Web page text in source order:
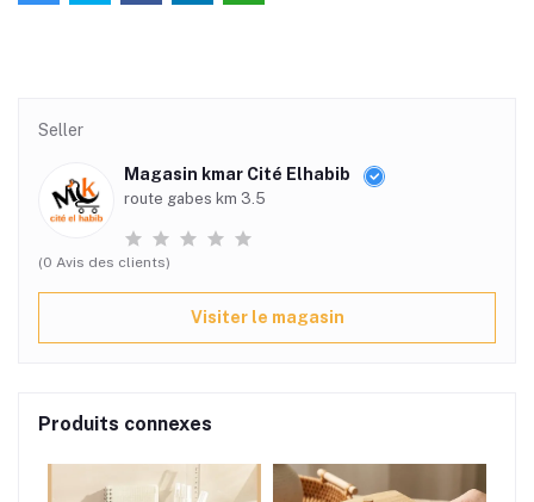
Seller
Magasin kmar Cité Elhabib
route gabes km 3.5
(0 Avis des clients)
Visiter le magasin
Produits connexes